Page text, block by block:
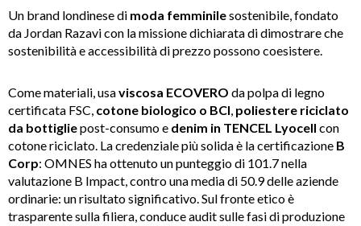
Un brand londinese di moda femminilesostenibile, fondato
da Jordan Razavi con la missione dichiarata di dimostrare che
sostenibilità e accessibilità di prezzo possono coesistere.
Come materiali, usaviscosa ECOVERO da polpa di legno
certificata FSC, cotone biologico o BCI, poliestere riciclato
da bottigliepost-consumo e denim in TENCEL Lyocell con
cotone riciclato. La credenziale più solida è la certificazione B
Corp: OMNES ha ottenuto un punteggio di 101.7 nella
valutazione B Impact, contro una media di 50.9 delle aziende
ordinarie: un risultato significativo. Sul fronte etico è
trasparente sulla filiera, conduce audit sulle fasi di produzione